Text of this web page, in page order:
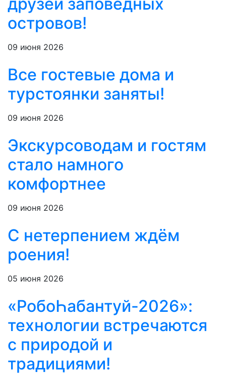
островов!
09 июня 2026
Все гостевые дома и
турстоянки заняты!
09 июня 2026
Экскурсоводам и гостям
стало намного
комфортнее
09 июня 2026
С нетерпением ждём
роения!
05 июня 2026
«РобоҺабантуй-2026»:
технологии встречаются
с природой и
традициями!